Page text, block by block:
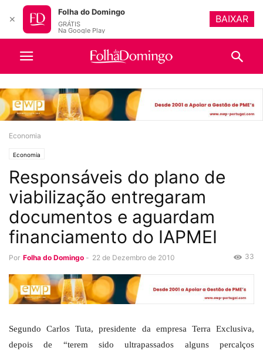
Economia
Economia
Responsáveis do plano de
viabilização entregaram
documentos e aguardam
financiamento do IAPMEI
Por Folha do Domingo - 22 de Dezembro de 2010 33
Segundo Carlos Tuta, presidente da empresa Terra Exclusiva,
depois de “terem sido ultrapassados alguns percalços
✕
Folha do Domingo
GRÁTIS
Na Google Play
BAIXAR